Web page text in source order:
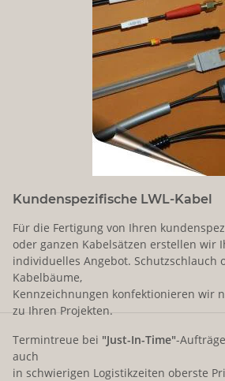
Kundenspezifische LWL-Kabel
Für die Fertigung von Ihren
oder ganzen Kabelsätzen erstellen wir
individuelles Angebot. Schutzschlauch
Kabelbäume,
Kennzeichnungen konfektionieren wir
zu Ihren Projekten.
Termintreue bei "Just-In-Time"-
auch
in schwierigen Logistikzeiten oberste